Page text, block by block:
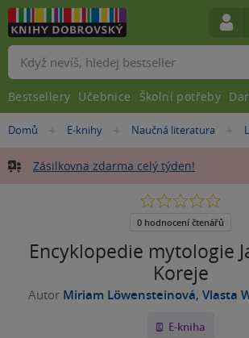
Nacházíte
zde:
Domů »
E-knihy »
Naučná literatura »
Zásilkovna zdarma celý týden!
Encyklopedie mytologie
Koreje
Autor Miriam Löwensteinová, Vlasta
E-kniha
0.0
5
0 hodnocení čtenářů
Vyhledávání
Bestsellery Učebnice Školní potřeby